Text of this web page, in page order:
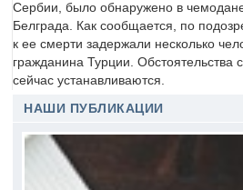
Сербии, было обнаружено в
Белграда. Как сообщается, по
к ее смерти задержали несколько
гражданина Турции. Обстоятельства
сейчас устанавливаются.
НАШИ ПУБЛИКАЦИИ